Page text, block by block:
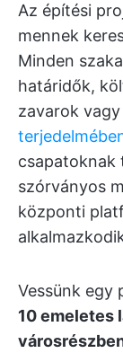
Az építési
mennek
Minden
határidők,
zavarok vagy
csapatoknak
szórványos
központi
Vessünk egy
10 emeletes